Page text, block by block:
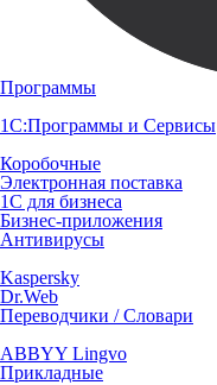
Программы
1С:Программы и Сервисы
Коробочные
Электронная поставка
1С для бизнеса
Бизнес-приложения
Антивирусы
Kaspersky
Dr.Web
Переводчики / Словари
ABBYY Lingvo
Прикладные